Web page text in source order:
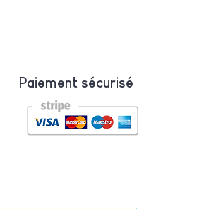
Paiement sécurisé